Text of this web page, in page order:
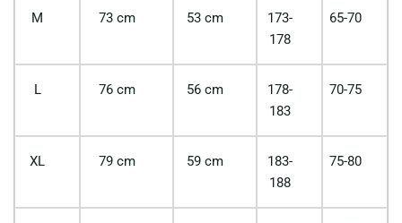
M 73 cm 53 cm
173-
178
65-70
L 76 cm 56 cm
178-
183
70-75
XL 79 cm 59 cm
183-
188
75-80